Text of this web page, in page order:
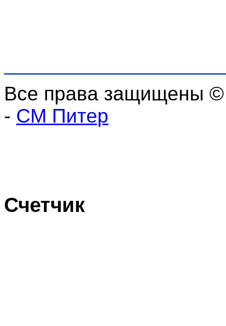
Все права защищены
- СМ Питер
Счетчик